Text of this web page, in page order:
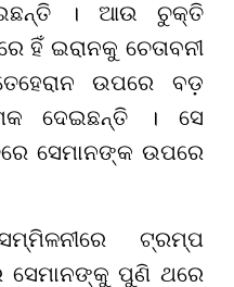
। ଆଉ ଚୁକ୍ତି
ହିଁ ଇରାନକୁ ଚେତାବନୀ
ଉପରେ ବଡ଼
ଦେଇଛନ୍ତି । ସେ
ସେମାନଙ୍କ ଉପରେ
ଟ୍ରମ୍ପ
ସେମାନଙ୍କୁ ପୁଣି ଥରେ